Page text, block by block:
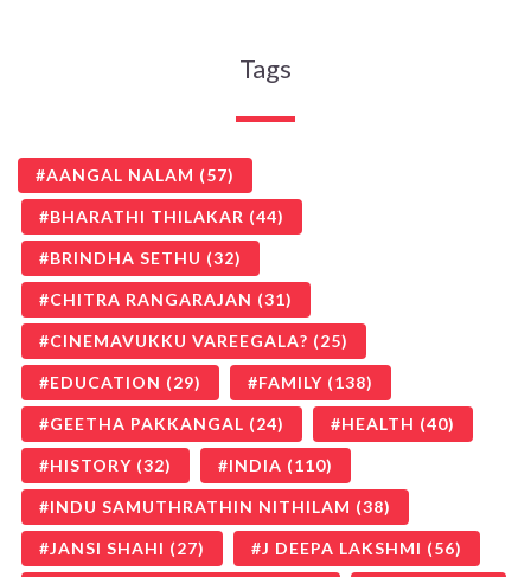
Tags
AANGAL NALAM (57)
BHARATHI THILAKAR (44)
BRINDHA SETHU (32)
CHITRA RANGARAJAN (31)
CINEMAVUKKU VAREEGALA? (25)
EDUCATION (29) FAMILY (138)
GEETHA PAKKANGAL (24) HEALTH (40)
HISTORY (32) INDIA (110)
INDU SAMUTHRATHIN NITHILAM (38)
JANSI SHAHI (27) J DEEPA LAKSHMI (56)